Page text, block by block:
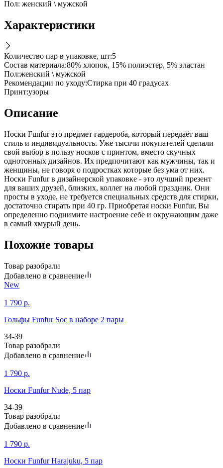
Пол: женский \ мужской
Характеристики
Количество пар в упаковке, шт:5
Состав материала:80% хлопок, 15% полиэстер, 5% эластан
Пол:женский \ мужской
Рекомендации по уходу:Стирка при 40 градусах
Принт:узоры
Описание
Носки Funfur это предмет гардероба, который передаёт ваш
стиль и индивидуальность. Уже тысячи покупателей сделали
свой выбор в пользу носков с принтом, вместо скучных
однотонных дизайнов. Их предпочитают как мужчины, так и
женщины, не говоря о подростках которые без ума от них.
Носки Funfur в дизайнерской упаковке - это лучший презент
для ваших друзей, близких, коллег на любой праздник. Они
просты в уходе, не требуется специальных средств для стирки,
достаточно стирать при 40 гр. Приобретая носки Funfur, Вы
определенно поднимите настроение себе и окружающим даже
в самый хмурый день.
Похожие товары
Товар разобрали
Добавлено в сравнение
New
1 790 р.
Гольфы Funfur Soc в наборе 2 пары
34-39
Товар разобрали
Добавлено в сравнение
1 790 р.
Носки Funfur Nude, 5 пар
34-39
Товар разобрали
Добавлено в сравнение
1 790 р.
Носки Funfur Harajuku, 5 пар